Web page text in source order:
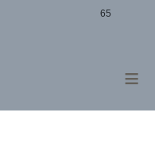
65
≡